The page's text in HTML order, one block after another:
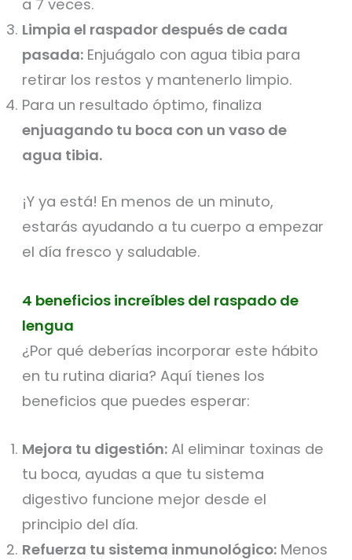
a 7 veces.
Limpia el raspador después de cada
pasada: Enjuágalo con agua tibia para
retirar los restos y mantenerlo limpio.
Para un resultado óptimo, finaliza
enjuagando tu boca con un vaso de
agua tibia.
¡Y ya está! En menos de un minuto,
estarás ayudando a tu cuerpo a empezar
el día fresco y saludable.
4 beneficios increíbles del raspado de
lengua
¿Por qué deberías incorporar este hábito
en tu rutina diaria? Aquí tienes los
beneficios que puedes esperar:
Mejora tu digestión: Al eliminar toxinas de
tu boca, ayudas a que tu sistema
digestivo funcione mejor desde el
principio del día.
Refuerza tu sistema inmunológico: Menos